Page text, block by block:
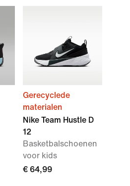
Gerecyclede
materialen
Nike Team Hustle D
12
Basketbalschoenen
voor kids
€ 64,99